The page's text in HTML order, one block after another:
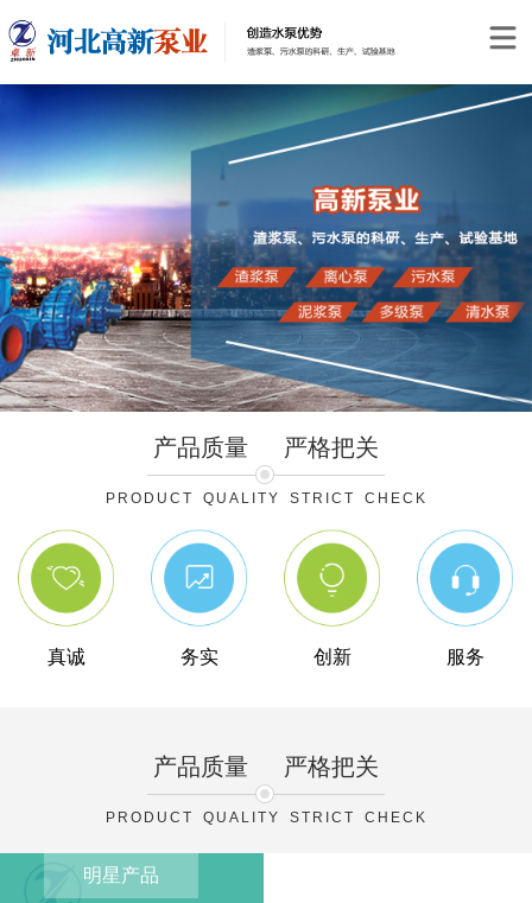
产品质量 严格把关
PRODUCT QUALITY STRICT CHECK
真诚 务实 创新 服务
产品质量 严格把关
PRODUCT QUALITY STRICT CHECK
明星产品